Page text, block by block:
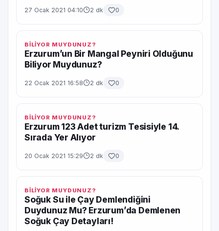
27 Ocak 2021 04:10 2 dk 0
BİLİYOR MUYDUNUZ?
Erzurum’un Bir Mangal Peyniri Olduğunu
Biliyor Muydunuz?
22 Ocak 2021 16:58 2 dk 0
BİLİYOR MUYDUNUZ?
Erzurum 123 Adet turizm Tesisiyle 14.
Sırada Yer Alıyor
20 Ocak 2021 15:29 2 dk 0
BİLİYOR MUYDUNUZ?
Soğuk Su ile Çay Demlendiğini
Duydunuz Mu? Erzurum’da Demlenen
Soğuk Çay Detayları!